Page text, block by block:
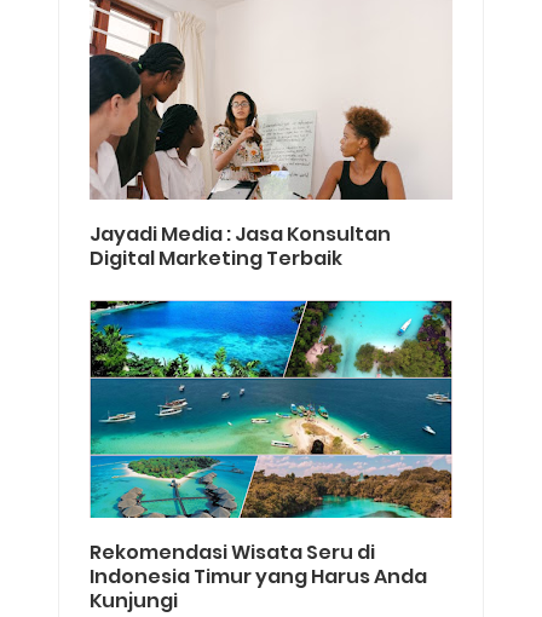
Jayadi Media : Jasa Konsultan
Digital Marketing Terbaik
Rekomendasi Wisata Seru di
Indonesia Timur yang Harus Anda
Kunjungi